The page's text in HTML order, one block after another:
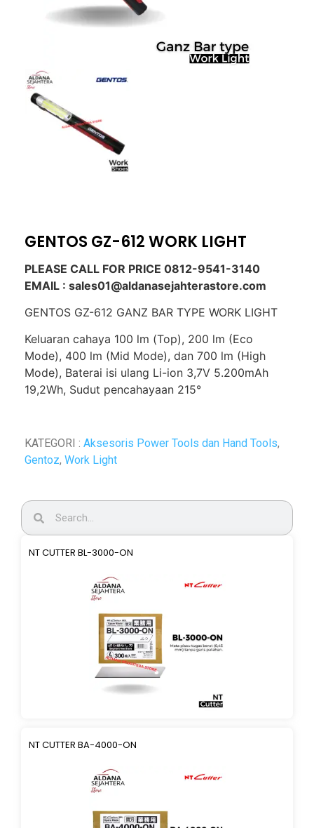
GENTOS GZ-612 WORK LIGHT
PLEASE CALL FOR PRICE 0812-9541-3140
EMAIL : sales01@aldanasejahterastore.com
GENTOS GZ-612 GANZ BAR TYPE WORK LIGHT
Keluaran cahaya 100 lm (Top), 200 lm (Eco
Mode), 400 lm (Mid Mode), dan 700 lm (High
Mode), Baterai isi ulang Li-ion 3,7V 5.200mAh
19,2Wh, Sudut pencahayaan 215°
KATEGORI : Aksesoris Power Tools dan Hand Tools,
Gentoz, Work Light
NT CUTTER BL-3000-ON
NT CUTTER BA-4000-ON